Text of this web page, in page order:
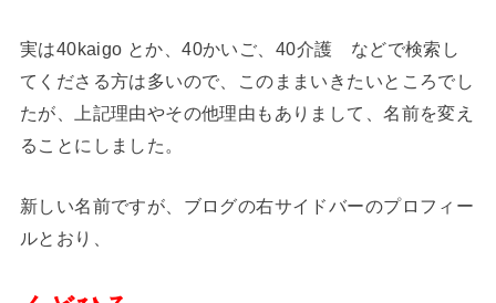
実は40kaigo とか、40かいご、40介護 などで検索し
てくださる方は多いので、このままいきたいところでし
たが、上記理由やその他理由もありまして、名前を変え
ることにしました。
新しい名前ですが、ブログの右サイドバーのプロフィー
ルとおり、